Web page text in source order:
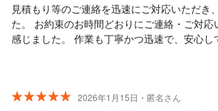
見積もり等のご連絡を迅速にご対応いただき
た。 お約束のお時間どおりにご連絡・ご対応
感じました。 作業も丁寧かつ迅速で、安心し
できました。 また機会がございましたら、
2026年1月15日・匿名さん